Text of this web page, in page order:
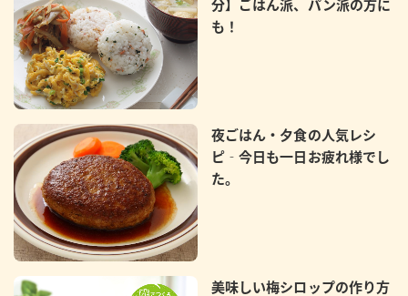
分】ごはん派、パン派の方に
も！
夜ごはん・夕食の人気レシ
ピ‐今日も一日お疲れ様でし
た。
美味しい梅シロップの作り方